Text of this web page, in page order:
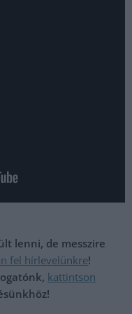
lenni, de messzire
fel hírlevelünkre!
kattintson